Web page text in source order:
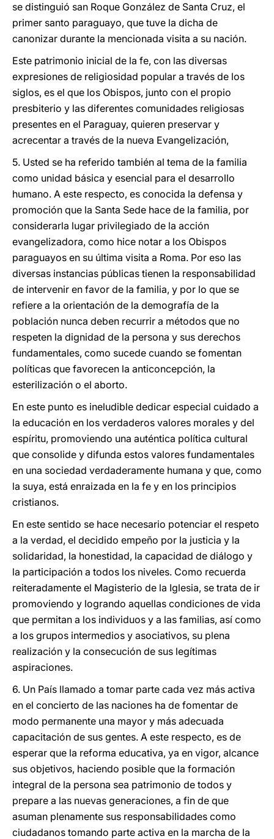
se distinguió san Roque González de Santa Cruz, el
primer santo paraguayo, que tuve la dicha de
canonizar durante la mencionada visita a su nación.
Este patrimonio inicial de la fe, con las diversas
expresiones de religiosidad popular a través de los
siglos, es el que los Obispos, junto con el propio
presbiterio y las diferentes comunidades religiosas
presentes en el Paraguay, quieren preservar y
acrecentar a través de la nueva Evangelización,
5. Usted se ha referido también al tema de la familia
como unidad básica y esencial para el desarrollo
humano. A este respecto, es conocida la defensa y
promoción que la Santa Sede hace de la familia, por
considerarla lugar privilegiado de la acción
evangelizadora, como hice notar a los Obispos
paraguayos en su última visita a Roma. Por eso las
diversas instancias públicas tienen la responsabilidad
de intervenir en favor de la familia, y por lo que se
refiere a la orientación de la demografía de la
población nunca deben recurrir a métodos que no
respeten la dignidad de la persona y sus derechos
fundamentales, como sucede cuando se fomentan
políticas que favorecen la anticoncepción, la
esterilización o el aborto.
En este punto es ineludible dedicar especial cuidado a
la educación en los verdaderos valores morales y del
espíritu, promoviendo una auténtica política cultural
que consolide y difunda estos valores fundamentales
en una sociedad verdaderamente humana y que, como
la suya, está enraizada en la fe y en los principios
cristianos.
En este sentido se hace necesario potenciar el respeto
a la verdad, el decidido empeño por la justicia y la
solidaridad, la honestidad, la capacidad de diálogo y
la participación a todos los niveles. Como recuerda
reiteradamente el Magisterio de la Iglesia, se trata de ir
promoviendo y logrando aquellas condiciones de vida
que permitan a los individuos y a las familias, así como
a los grupos intermedios y asociativos, su plena
realización y la consecución de sus legítimas
aspiraciones.
6. Un País llamado a tomar parte cada vez más activa
en el concierto de las naciones ha de fomentar de
modo permanente una mayor y más adecuada
capacitación de sus gentes. A este respecto, es de
esperar que la reforma educativa, ya en vigor, alcance
sus objetivos, haciendo posible que la formación
integral de la persona sea patrimonio de todos y
prepare a las nuevas generaciones, a fin de que
asuman plenamente sus responsabilidades como
ciudadanos tomando parte activa en la marcha de la